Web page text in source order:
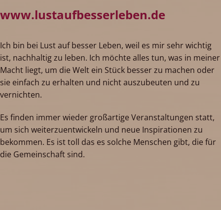
www.lustaufbesserleben.de
Ich bin bei Lust auf besser Leben, weil es mir sehr wichtig
ist, nachhaltig zu leben. Ich möchte alles tun, was in meiner
Macht liegt, um die Welt ein Stück besser zu machen oder
sie einfach zu erhalten und nicht auszubeuten und zu
vernichten.
Es finden immer wieder großartige Veranstaltungen statt,
um sich weiterzuentwickeln und neue Inspirationen zu
bekommen. Es ist toll das es solche Menschen gibt, die für
die Gemeinschaft sind.